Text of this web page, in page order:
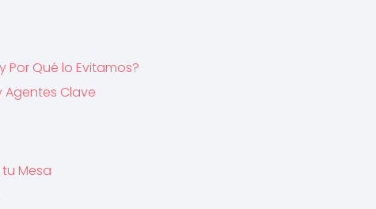
Por Qué lo Evitamos?
Agentes Clave
Mesa